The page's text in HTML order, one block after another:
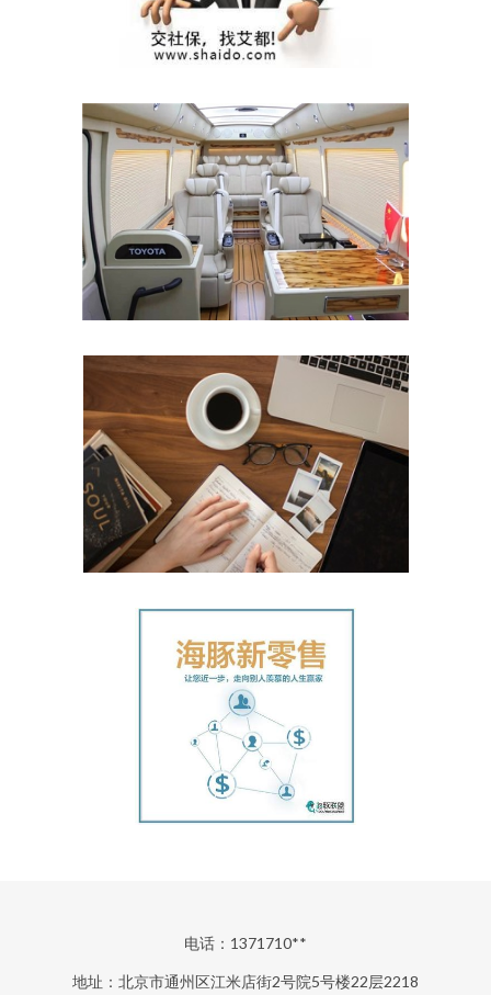
电话：1371710**
地址：北京市通州区江米店街2号院5号楼22层2218